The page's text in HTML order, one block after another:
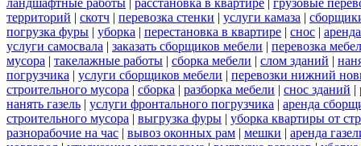
территорий | скотч | перевозка стенки | услуги камаза |
погрузка фуры | уборка | перестановка в квартире | снос |
услуги самосвала | заказать сборщиков мебели | перевозка
мусора | такелажные работы | сборка мебели | слом зданий |
погрузчика | услуги сборщиков мебели | перевозки нижний
строительного мусора | сборка | разборка мебели | снос зданий |
нанять газель | услуги фронтального погрузчика | аренда
строительного мусора | выгрузка фуры | уборка квартиры от
разнорабочие на час | вывоз оконных рам | мешки | аренда